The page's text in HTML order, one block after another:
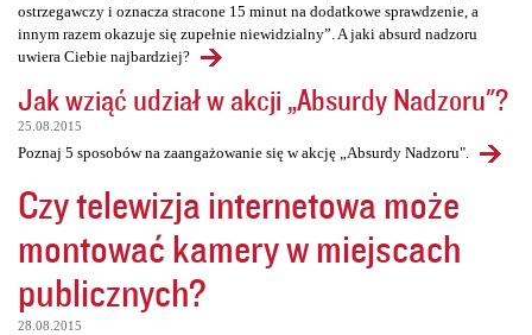
ostrzegawczy i oznacza stracone 15 minut na dodatkowe sprawdzenie, a
innym razem okazuje się zupełnie niewidzialny”. A jaki absurd nadzoru
uwiera Ciebie najbardziej?
Jak wziąć udział w akcji „Absurdy Nadzoru"?
25.08.2015
Poznaj 5 sposobów na zaangażowanie się w akcję „Absurdy Nadzoru".
Czy telewizja internetowa może
montować kamery w miejscach
publicznych?
28.08.2015